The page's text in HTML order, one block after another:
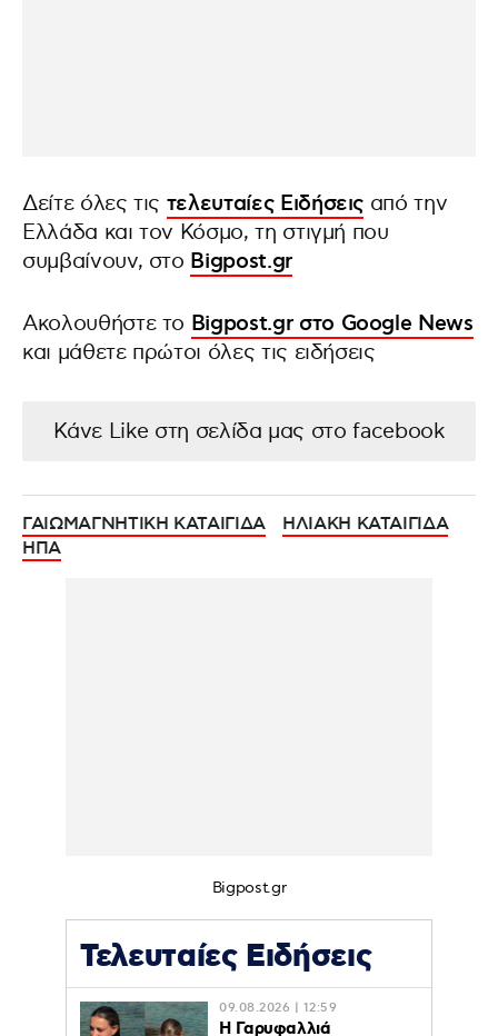
Δείτε όλες τις τελευταίες Ειδήσεις από την
Ελλάδα και τον Κόσμο, τη στιγμή που
συμβαίνουν, στο Bigpost.gr
Ακολουθήστε το Bigpost.gr στο Google News
και μάθετε πρώτοι όλες τις ειδήσεις
Κάνε Like στη σελίδα μας στο facebook
ΓΑΙΩΜΑΓΝΗΤΙΚΗ ΚΑΤΑΙΓΙΔΑ
ΗΛΙΑΚΗ ΚΑΤΑΙΓΙΔΑ
ΗΠΑ
Bigpost.gr
Τελευταίες Ειδήσεις
09.08.2026 | 12:59
Η Γαρυφαλλιά